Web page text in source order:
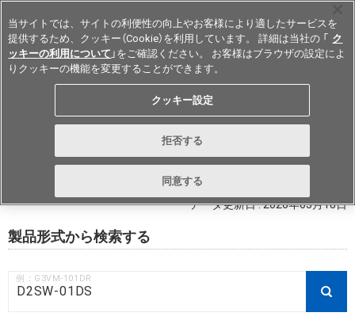
Japan
RoHS対応状況 / 非含有証明書ダウ
ンロード
データ更新日 : 2026年03月18日
製品形式から検索する
例：G3VM-101DR
当サイトでは、サイトの利便性の向上やお客様により適したサービスを
提供するため、クッキー（Cookie）を利用しています。 詳細は当社の 「 ク
ッキーの利用について 」をご確認ください。 お客様はブラウザの設定によ
りクッキーの機能を変更することができます。
クッキー設定
拒否する
同意する